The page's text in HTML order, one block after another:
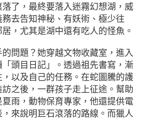
了，最終要落入迷霧幻想湖，威
去告知神秘、有妖術、極少往
，尤其是湖中還有吃人的怪魚。
問題？她穿越文物收藏室，進入
頭目日記」。透過祖先書寫，漸
以及自己的任務。在蛇圖騰的護
之後，一群孩子走上征途。幫助
雨，動物保育專家，他還提供電
來說明巨石滾落的路線。而獵人